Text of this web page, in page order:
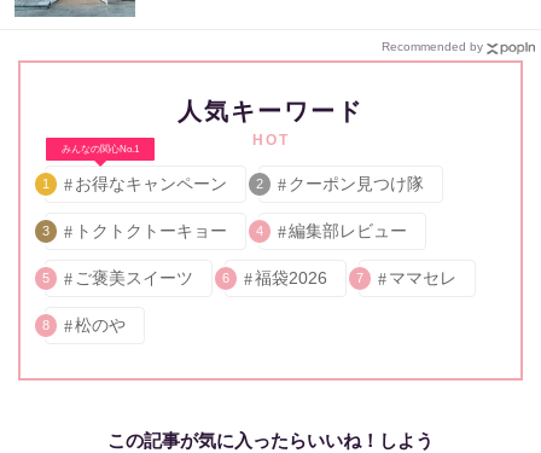
Recommended by
人気キーワード
HOT
みんなの関心No.1
1 お得なキャンペーン 2 クーポン見つけ隊
3 トクトクトーキョー 4 編集部レビュー
5 ご褒美スイーツ 6 福袋2026 7 ママセレ
8 松のや
この記事が気に入ったらいいね！しよう